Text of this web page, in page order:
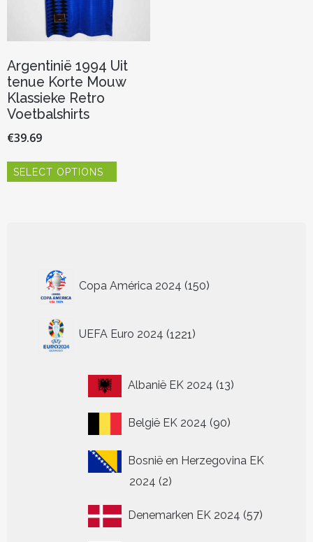
Argentinië 1994 Uit
tenue Korte Mouw
Klassieke Retro
Voetbalshirts
€39.69
SELECT OPTIONS
worden
productpagina
Copa América 2024 150
producten
UEFA Euro 2024 1221
producten
Albanië EK 2024 1313
België EK 2024 9090
Bosnië en Herzegovina EK
2024 22
Denemarken EK 2024 5757